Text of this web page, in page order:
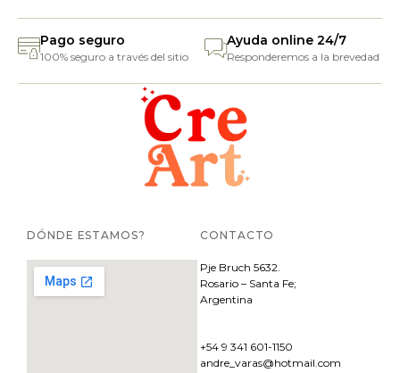
Pago seguro
100% seguro a través del sitio
Ayuda online 24/7
Responderemos a la brevedad
DÓNDE ESTAMOS? CONTACTO
Pje Bruch 5632.
Rosario – Santa Fe;
Argentina
+54 9 341 601-1150
andre_varas@hotmail.com